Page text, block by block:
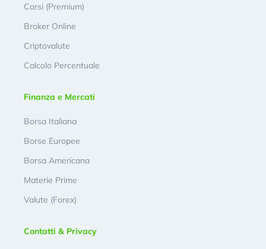
Corsi (Premium)
Broker Online
Criptovalute
Calcolo Percentuale
Finanza e Mercati
Borsa Italiana
Borse Europee
Borsa Americana
Materie Prime
Valute (Forex)
Contatti & Privacy